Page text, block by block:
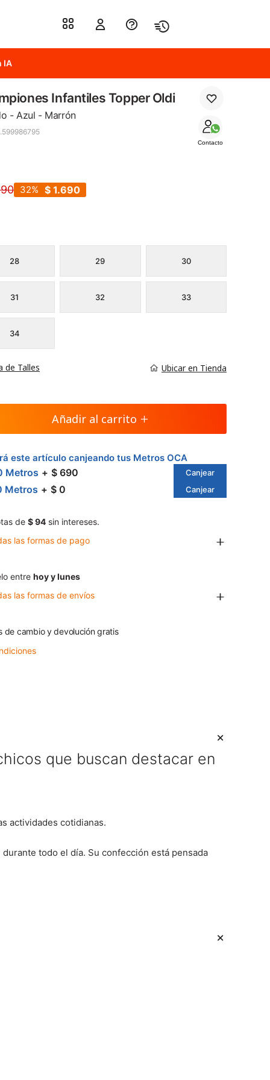
IA
Infantiles Topper Oldi
- Azul - Marrón
Contacto
$ 1.690
32
28 29 30
31 32 33
34
de Talles Ubicar en Tienda
Añadir al carrito
este artículo canjeando tus Metros OCA
Metros $ 690 Canjear
Metros $ 0 Canjear
de $ 94 sin intereses.
las formas de pago
entre hoy y lunes
las formas de envíos
de cambio y devolución gratis
que buscan destacar en
actividades cotidianas.
todo el día. Su confección está pensada